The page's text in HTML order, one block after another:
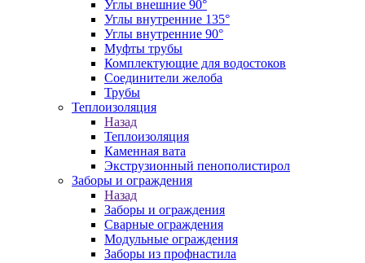
Углы внешние 90°
Углы внутренние 135°
Углы внутренние 90°
Муфты трубы
Комплектующие для водостоков
Соединители желоба
Трубы
Теплоизоляция
Назад
Теплоизоляция
Каменная вата
Экструзионный пенополистирол
Заборы и ограждения
Назад
Заборы и ограждения
Сварные ограждения
Модульные ограждения
Заборы из профнастила